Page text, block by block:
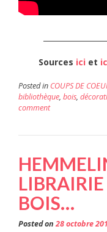
Sources ici et
Posted in COUPS DE
bibliothèque, bois,
comment
BOIS…
Posted on28 octobre